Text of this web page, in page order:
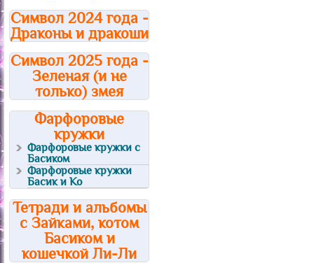
Символ 2024 года -
Драконы и дракоши
Символ 2025 года -
Зеленая (и не
только) змея
Фарфоровые
кружки
Фарфоровые кружки с
Басиком
Фарфоровые кружки
Басик и Ко
Тетради и альбомы
с Зайками, котом
Басиком и
кошечкой Ли-Ли